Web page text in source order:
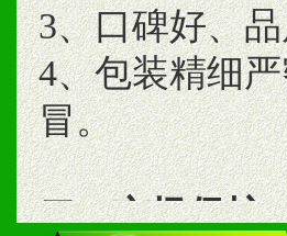
3、口碑好、
4、包装精细
冒。
二、市场保护